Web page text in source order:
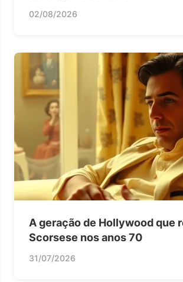
02/08/2026
A geração de Hollywood que
Scorsese nos anos 70
31/07/2026